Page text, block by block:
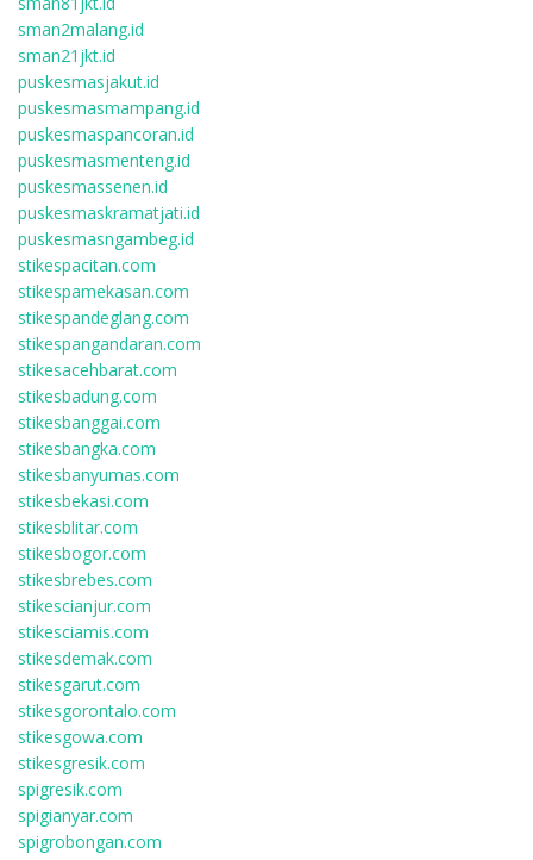
sman2malang.id
sman21jkt.id
puskesmasjakut.id
puskesmasmampang.id
puskesmaspancoran.id
puskesmasmenteng.id
puskesmassenen.id
puskesmaskramatjati.id
puskesmasngambeg.id
stikespacitan.com
stikespamekasan.com
stikespandeglang.com
stikespangandaran.com
stikesacehbarat.com
stikesbadung.com
stikesbanggai.com
stikesbangka.com
stikesbanyumas.com
stikesbekasi.com
stikesblitar.com
stikesbogor.com
stikesbrebes.com
stikescianjur.com
stikesciamis.com
stikesdemak.com
stikesgarut.com
stikesgorontalo.com
stikesgowa.com
stikesgresik.com
spigresik.com
spigianyar.com
spigrobongan.com